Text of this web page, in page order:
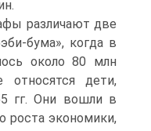
различают две
бума», когда в
около 80 млн
относятся дети,
гг. Они вошли в
роста экономики,